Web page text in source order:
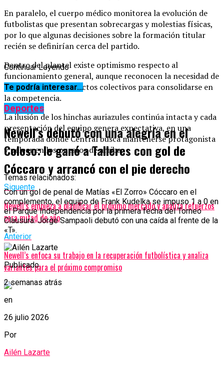
En paralelo, el cuerpo médico monitorea la evolución de
futbolistas que presentan sobrecargas y molestias físicas,
por lo que algunas decisiones sobre la formación titular
recién se definirían cerca del partido.
Dentro del plantel existe optimismo respecto al
funcionamiento general, aunque reconocen la necesidad de
seguir ajustando aspectos colectivos para consolidarse en
la competencia.
La ilusión de los hinchas auriazules continúa intacta y cada
presentación del equipo genera expectativa, en una
temporada donde Central busca mantenerse protagonista
y pelear en los puestos de arriba.
Temas relacionados:
Siguente
Newell’s empieza a planificar el próximo mercado y analiza refuerzos
para mitad de año
Anterior
Newell’s enfoca su trabajo en la recuperación futbolística y analiza
variantes para el próximo compromiso
Continuar Leyendo
Te podría interesar...
Deportes
Newell’s debutó con una alegría en el
Coloso: le ganó a Talleres con gol de
Cóccaro y arrancó con el pie derecho
Con un gol de penal de Matías «El Zorro» Cóccaro en el
complemento, el equipo de Frank Kudelka se impuso 1 a 0 en
el Parque Independencia por la primera fecha del Torneo
Clausura. Jorge Sampaoli debutó con una caída al frente de la
«T».
Publicado
2 semanas atrás
en
26 julio 2026
Por
Ailén Lazarte